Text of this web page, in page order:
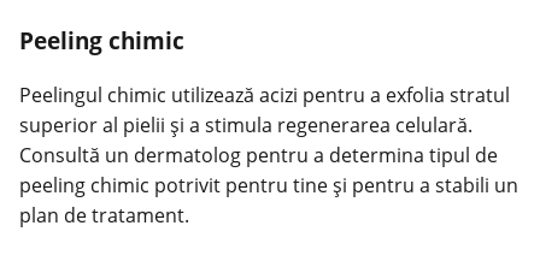
Peeling chimic
Peelingul chimic utilizează acizi pentru a exfolia stratul
superior al pielii și a stimula regenerarea celulară.
Consultă un dermatolog pentru a determina tipul de
peeling chimic potrivit pentru tine și pentru a stabili un
plan de tratament.